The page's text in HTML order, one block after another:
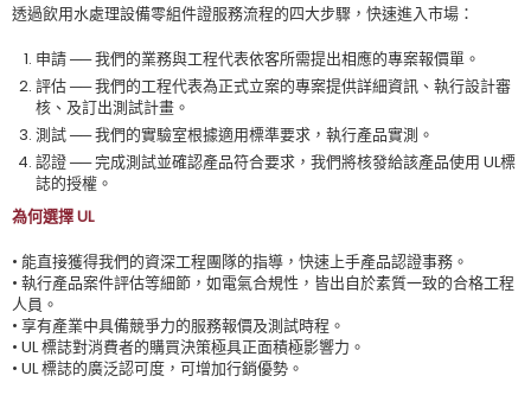
透過飲用水處理設備零組件證服務流程的四大步驟，快速進入市場：
申請 ── 我們的業務與工程代表依客所需提出相應的專案報價單。
評估 ── 我們的工程代表為正式立案的專案提供詳細資訊、執行設計審
核、及訂出測試計畫。
測試 ── 我們的實驗室根據適用標準要求，執行產品實測。
認證 ── 完成測試並確認產品符合要求，我們將核發給該產品使用 UL標
誌的授權。
為何選擇 UL
• 能直接獲得我們的資深工程團隊的指導，快速上手產品認證事務。
• 執行產品案件評估等細節，如電氣合規性，皆出自於素質一致的合格工程
人員。
• 享有產業中具備競爭力的服務報價及測試時程。
• UL 標誌對消費者的購買決策極具正面積極影響力。
• UL 標誌的廣泛認可度，可增加行銷優勢。